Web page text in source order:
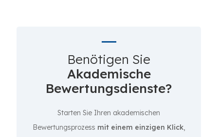
Benötigen Sie
Akademische
Bewertungsdienste?
Starten Sie Ihren akademischen
Bewertungsprozess mit einem einzigen Klick,